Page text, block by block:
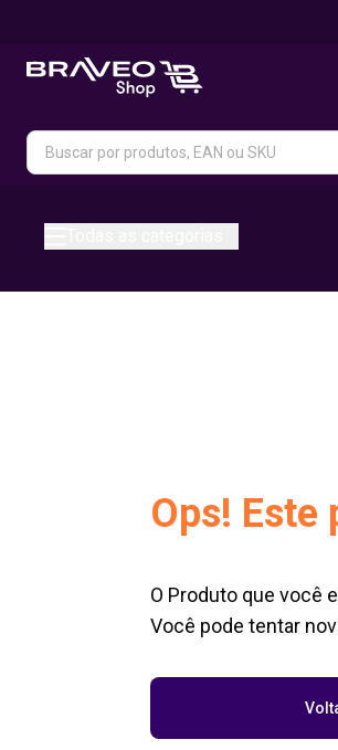
Ops! Este
O Produto que você
Você pode tentar